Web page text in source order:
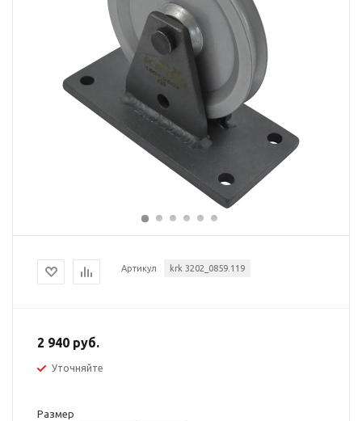
Артикул krk 3202_0859.119
2 940 руб.
Уточняйте
Размер